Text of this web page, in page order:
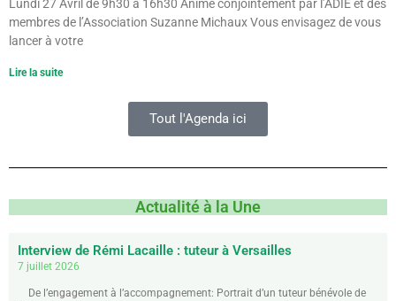
Lundi 27 Avril de 9h30 à 16h30 Animé conjointement par l’ADIE et des
membres de l’Association Suzanne Michaux Vous envisagez de vous
lancer à votre
Lire la suite
Tout l'Agenda ici
Actualité à la Une
Interview de Rémi Lacaille : tuteur à Versailles
7 juillet 2026
De l’engagement à l’accompagnement: Portrait d’un tuteur bénévole de